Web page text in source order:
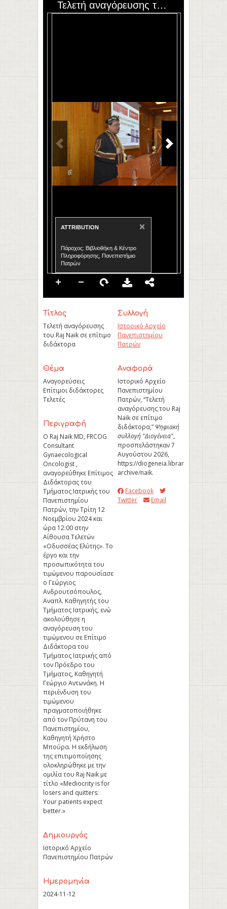
Τελετή αναγόρευσης του Raj Naik σε επίτιμο διδάκτορα
ATTRIBUTION ×
Πάροχος: Βιβλιοθήκη & Κέντρο
Πληροφόρησης, Πανεπιστήμιο
Πατρών
Τίτλος
Τελετή αναγόρευσης
του Raj Naik σε επίτιμο
διδάκτορα
Θέμα
Αναγορεύσεις
Επίτιμοι διδάκτορες
Τελετές
Περιγραφή
Ο Raj Naik MD, FRCOG
Consultant
Gynaecological
Oncologist ,
αναγορεύθηκε Επίτιμος
Διδάκτορας του
Τμήματος Ιατρικής του
Πανεπιστημίου
Πατρών, την Τρίτη 12
Νοεμβρίου 2024 και
ώρα 12:00 στην
Αίθουσα Τελετών
«Οδυσσέας Ελύτης». Το
έργο και την
προσωπικότητα του
τιμώμενου παρουσίασε
ο Γεώργιος
Ανδρουτσόπουλος,
Αναπλ. Καθηγητής του
Τμήματος Ιατρικής, ενώ
ακολούθησε η
αναγόρευση του
τιμώμενου σε Επίτιμο
Διδάκτορα του
Τμήματος Ιατρικής από
τον Πρόεδρο του
Τμήματος, Καθηγητή
Γεώργιο Αντωνάκη. Η
περιένδυση του
τιμώμενου
πραγματοποιήθηκε
από τον Πρύτανη του
Πανεπιστημίου,
Καθηγητή Χρήστο
Μπούρα. Η εκδήλωση
της επιτιμοποίησης
ολοκληρώθηκε με την
ομιλία του Raj Naik με
τίτλο «Mediocrity is for
losers and quitters:
Your patients expect
better.»
Δημιουργός
Ιστορικό Αρχείο
Πανεπιστημίου Πατρών
Ημερομηνία
2024-11-12
Συλλογή
Ιστορικό Αρχείο
Πανεπιστημίου
Πατρών
Aναφορά
Ιστορικό Αρχείο
Πανεπιστημίου
Πατρών, “Τελετή
αναγόρευσης του Raj
Naik σε επίτιμο
διδάκτορα,” Ψηφιακή
συλλογή "Διογένεια",
προσπελάστηκαν 7
Αυγούστου 2026,
https://diogeneia.library.upatras.gr/
archive/naik.
Facebook
Twitter
Email